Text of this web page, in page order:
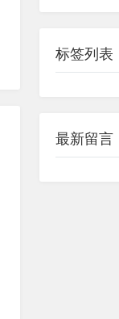
标签列表
最新留言